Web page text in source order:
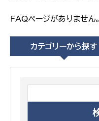
FAQページがありません。
カテゴリーから探す